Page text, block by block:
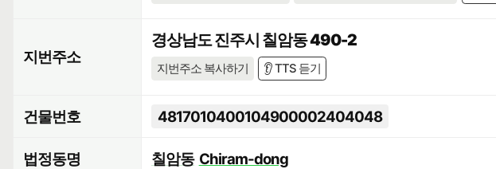
지번주소
경상남도 진주시 칠암동 490-2
지번주소 복사하기 👂 TTS 듣기
건물번호 4817010400104900002404048
법정동명 칠암동 Chiram-dong